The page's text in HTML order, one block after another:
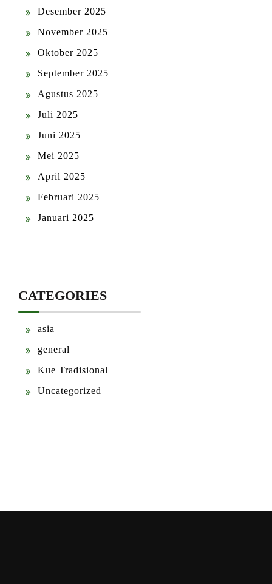
Desember 2025
November 2025
Oktober 2025
September 2025
Agustus 2025
Juli 2025
Juni 2025
Mei 2025
April 2025
Februari 2025
Januari 2025
CATEGORIES
asia
general
Kue Tradisional
Uncategorized